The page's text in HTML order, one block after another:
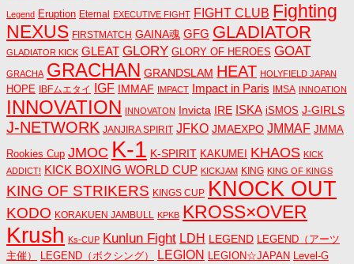
Legend Eruption Eternal EXECUTIVE FIGHT FIGHT CLUB Fighting
NEXUS FIRSTMATCH GAINA魂 GFG GLADIATOR
GLADIATOR KICK GLEAT GLORY GLORY OF HEROES GOAT
GRACHA GRACHAN GRANDSLAM HEAT HOLYFIELD JAPAN
HOPE IBFムエタイ IGF IMMAF IMPACT Impact in Paris IMSA INNOATION
INNOVATION INNOVATON Invicta IRE ISKA iSMOS J-GIRLS
J-NETWORK JANJIRA SPIRIT JFKO JMAEXPO JMMAF JMMA
Rookies Cup JMOC K-1 K-SPIRIT KAKUMEI KHAOS KICK
ADDICT! KICK BOXING WORLD CUP KICKJAM KING KING OF KINGS
KING OF STRIKERS KINGS CUP KNOCK OUT
KODO KORAKUEN JAMBULL KPKB KROSS×OVER
Krush Ks-CUP Kunlun Fight LDH LEGEND
LEGEND（アーツ
主催）
LEGEND（ボクシング） LEGION LEGION☆JAPAN Level-G